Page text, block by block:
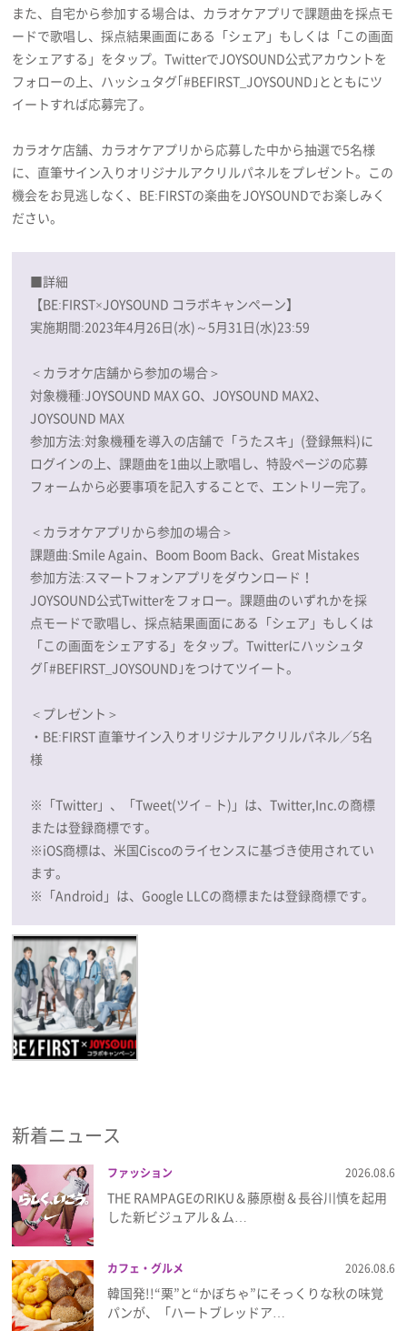
また、自宅から参加する場合は、カラオケアプリで課題曲を採点モ
ードで歌唱し、採点結果画面にある「シェア」もしくは「この画面
をシェアする」をタップ。TwitterでJOYSOUND公式アカウントを
フォローの上、ハッシュタグ｢#BEFIRST_JOYSOUND｣とともにツ
イートすれば応募完了。
カラオケ店舗、カラオケアプリから応募した中から抽選で5名様
に、直筆サイン入りオリジナルアクリルパネルをプレゼント。この
機会をお見逃しなく、BE:FIRSTの楽曲をJOYSOUNDでお楽しみく
ださい。
■詳細
【BE:FIRST×JOYSOUND コラボキャンペーン】
実施期間:2023年4月26日(水)～5月31日(水)23:59
＜カラオケ店舗から参加の場合＞
対象機種:JOYSOUND MAX GO、JOYSOUND MAX2、
JOYSOUND MAX
参加方法:対象機種を導入の店舗で「うたスキ」(登録無料)に
ログインの上、課題曲を1曲以上歌唱し、特設ページの応募
フォームから必要事項を記入することで、エントリー完了。
＜カラオケアプリから参加の場合＞
課題曲:Smile Again、Boom Boom Back、Great Mistakes
参加方法:スマートフォンアプリをダウンロード！
JOYSOUND公式Twitterをフォロー。課題曲のいずれかを採
点モードで歌唱し、採点結果画面にある「シェア」もしくは
「この画面をシェアする」をタップ。Twitterにハッシュタ
グ｢#BEFIRST_JOYSOUND｣をつけてツイート。
＜プレゼント＞
・BE:FIRST 直筆サイン入りオリジナルアクリルパネル／5名
様
※「Twitter」、「Tweet(ツイ－ト)」は、Twitter,Inc.の商標
または登録商標です。
※iOS商標は、米国Ciscoのライセンスに基づき使用されてい
ます。
※「Android」は、Google LLCの商標または登録商標です。
新着ニュース
ファッション 2026.08.6
THE RAMPAGEのRIKU＆藤原樹＆長谷川慎を起用
した新ビジュアル＆ム…
カフェ・グルメ 2026.08.6
韓国発!!“栗”と“かぼちゃ”にそっくりな秋の味覚
パンが、「ハートブレッドア…